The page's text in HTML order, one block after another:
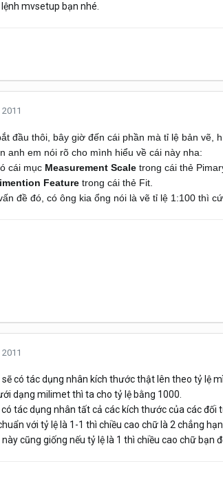
mvsetup bạn nhé.
đầu thôi, bây giờ đến cái phần mà tỉ lệ bản vẽ,
anh em nói rõ cho mình hiểu về cái này nha:
cái mục Measurement Scale trong cái thẻ
Feature trong cái thẻ Fit.
đề đó, có ông kia ổng nói là vẽ tỉ lệ 1:100 thì
sẽ có tác dụng nhân kích thước thật lên theo tỷ lệ
dạng milimet thì ta cho tỷ lệ bằng 1000.
tác dụng nhân tất cả các kích thước của các
với tỷ lệ là 1-1 thì chiều cao chữ là 2 chẳng
cũng giống nếu tỷ lệ là 1 thì chiều cao chữ